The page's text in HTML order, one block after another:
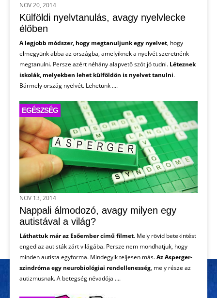
NOV 20, 2014
Külföldi nyelvtanulás, avagy nyelvlecke
élőben
A legjobb módszer, hogy megtanuljunk egy nyelvet, hogy
elmegyünk abba az országba, amelyiknek a nyelvét szeretnénk
megtanulni. Persze azért néhány alapvető szót jó tudni. Léteznek
iskolák, melyekben lehet külföldön is nyelvet tanulni.
Bármely ország nyelvét. Lehetünk ....
EGÉSZSÉG
NOV 13, 2014
Nappali álmodozó, avagy milyen egy
autistával a világ?
Láthattuk már az Esőember című filmet. Mely rövid betekintést
enged az autisták zárt világába. Persze nem mondhatjuk, hogy
minden autista egyforma. Mindegyik teljesen más.Az Asperger-
szindróma egy neurobiológiai rendellenesség, mely része az
autizmusnak. A betegség névadója ....